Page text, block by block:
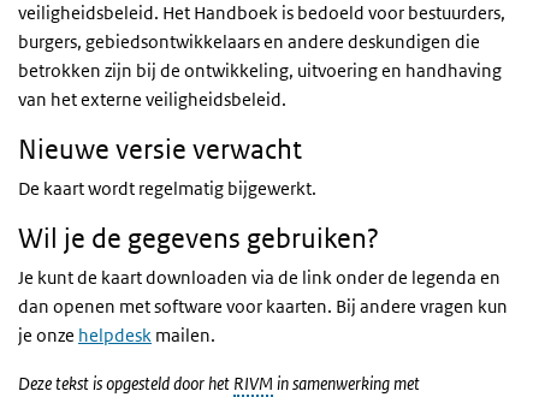
veiligheidsbeleid. Het Handboek is bedoeld voor bestuurders,
burgers, gebiedsontwikkelaars en andere deskundigen die
betrokken zijn bij de ontwikkeling, uitvoering en handhaving
van het externe veiligheidsbeleid.
Nieuwe versie verwacht
De kaart wordt regelmatig bijgewerkt.
Wil je de gegevens gebruiken?
Je kunt de kaart downloaden via de link onder de legenda en
dan openen met software voor kaarten. Bij andere vragen kun
je onze helpdesk mailen.
Deze tekst is opgesteld door het RIVM in samenwerking met